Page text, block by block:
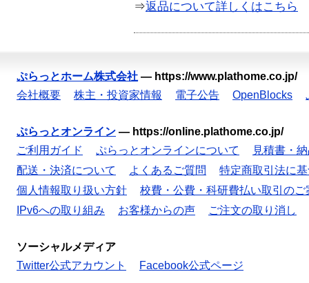
⇒返品について詳しくはこちら
ぷらっとホーム株式会社 — https://www.plathome.co.jp/
会社概要
株主・投資家情報 電子公告 OpenBlocks
ぷらっとオンライン — https://online.plathome.co.jp/
ご利用ガイド
ぷらっとオンラインについて
見積書・
配送・決済について
よくあるご質問
特定商取引法に
個人情報取り扱い方針
校費・公費・科研費払い取引のご
IPv6への取り組み
お客様からの声 ご注文の取り消し
ソーシャルメディア
Twitter公式アカウント
Facebook公式ページ